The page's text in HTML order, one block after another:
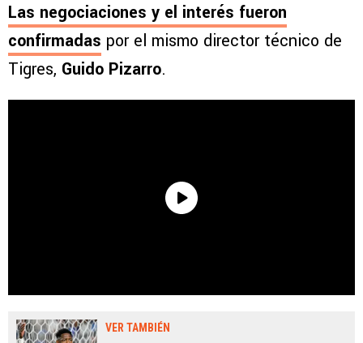
Las negociaciones y el interés fueron
confirmadas por el mismo director técnico de
Tigres, Guido Pizarro.
VER TAMBIÉN